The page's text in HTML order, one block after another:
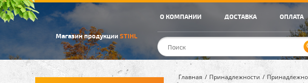
Магазин продукции STIHL
О КОМПАНИИ ДОСТАВКА ОПЛАТА
Главная Принадлежности